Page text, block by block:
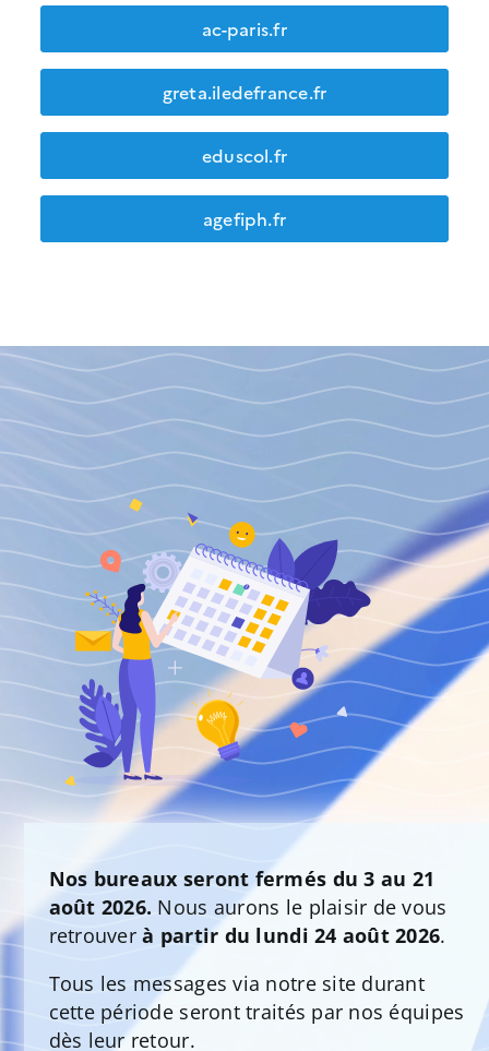
ac-paris.fr
greta.iledefrance.fr
eduscol.fr
agefiph.fr
Nos bureaux seront fermés du 3 au 21
août 2026. Nous aurons le plaisir de vous
retrouverà partir du lundi 24 août 2026.
Tous les messages via notre site durant
cette période seront traités par nos équipes
dès leur retour.